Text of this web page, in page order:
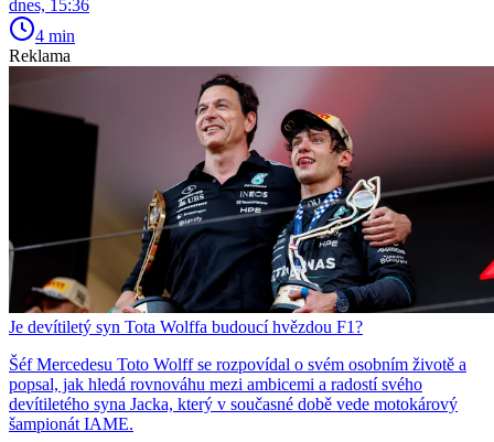
dnes, 15:36
4 min
Reklama
Je devítiletý syn Tota Wolffa budoucí hvězdou F1?
Šéf Mercedesu Toto Wolff se rozpovídal o svém osobním životě a
popsal, jak hledá rovnováhu mezi ambicemi a radostí svého
devítiletého syna Jacka, který v současné době vede motokárový
šampionát IAME.